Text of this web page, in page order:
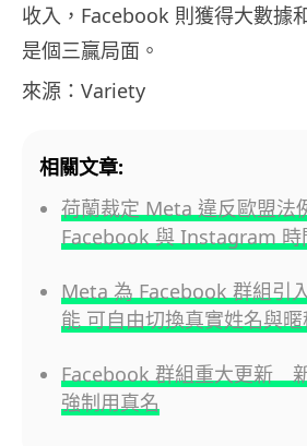
收入，Facebook 則獲得大數據
是個三贏局面。
來源：Variety
相關文章:
荷蘭裁定 Meta 違反歐盟
Facebook 與 Instagram 時
Meta 為 Facebook 群組引
能 可自由切換真實姓名與
Facebook 群組重大更新
強制用真名